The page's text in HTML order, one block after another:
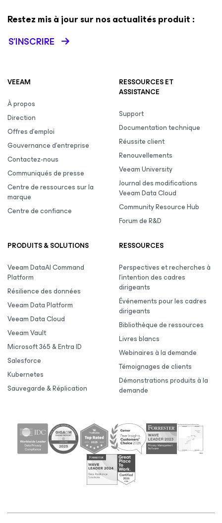
Restez mis à jour sur nos actualités produit :
S’INSCRIRE
VEEAM
À propos
Direction
Offres d’emploi
Gouvernance d’entreprise
Contactez-nous
Communiqués de presse
Centre de ressources sur la
marque
Centre de confiance
RESSOURCES ET
ASSISTANCE
Support
Documentation technique
Réussite client
Renouvellements
Veeam University
Journal des modifications
Veeam Data Cloud
Community Resource Hub
Forum de R&D
PRODUITS & SOLUTIONS
Veeam DataAI Command
Platform
Résilience des données
Veeam Data Platform
Veeam Data Cloud
Veeam Vault
Microsoft 365 & Entra ID
Salesforce
Kubernetes
Sauvegarde & Réplication
RESSOURCES
Perspectives et recherches à
l’intention des cadres
dirigeants
Événements pour les cadres
dirigeants
Bibliothèque de ressources
Livres blancs
Webinaires à la demande
Témoignages de clients
Démonstrations produits à la
demande